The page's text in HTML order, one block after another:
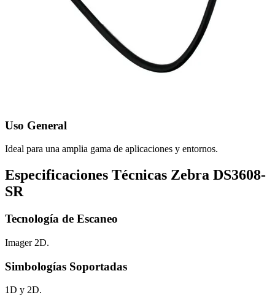
Uso General
Ideal para una amplia gama de aplicaciones y entornos.
Especificaciones Técnicas Zebra DS3608-
SR
Tecnología de Escaneo
Imager 2D.
Simbologías Soportadas
1D y 2D.